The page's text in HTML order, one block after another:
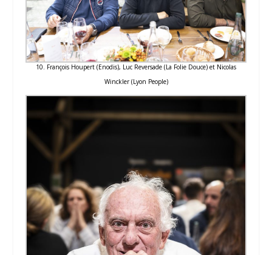
10. François Houpert (Enodis), Luc Reversade (La Folie Douce) et Nicolas
Winckler (Lyon People)